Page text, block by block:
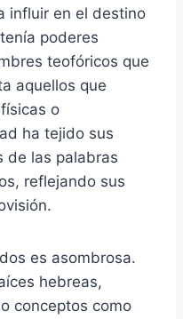
influir en el destino
poderes
teofóricos que
aquellos que
o
ha tejido sus
de las palabras
reflejando sus
es asombrosa.
hebreas,
conceptos como